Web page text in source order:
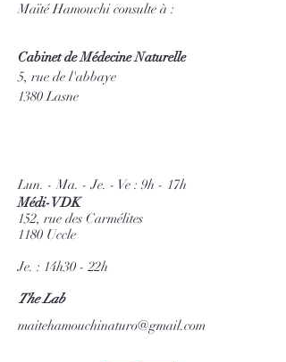
Maïté Hamouchi consulte à :
Cabinet de Médecine Naturelle
5, rue de l'abbaye
1380 Lasne
Lun. - Ma. - Je. - Ve : 9h - 17h
Médi-VDK
152, rue des Carmélites
1180 Uccle
Je. : 14h30 - 22h
The Lab
maitehamouchinaturo@gmail.com